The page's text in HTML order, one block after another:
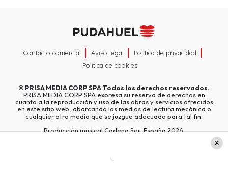
Contacto comercial Aviso legal
Política de privacidad
Política de cookies
© PRISA MEDIA CORP SPATodos los derechos reservados.
PRISA MEDIA CORP SPA expresa su reserva de derechos en
cuanto a la reproducción y uso de las obras y servicios ofrecidos
en este sitio web, abarcando los medios de lectura mecánica o
cualquier otro medio que se juzgue adecuado para tal fin.
Producción musical Cadena Ser, España 2026.